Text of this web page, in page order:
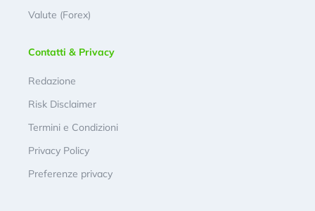
Valute (Forex)
Contatti & Privacy
Redazione
Risk Disclaimer
Termini e Condizioni
Privacy Policy
Preferenze privacy